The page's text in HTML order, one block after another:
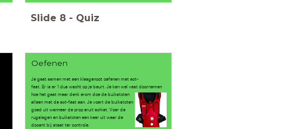
Slide 8 - Quiz
Oefenen
Je gaat samen met een klasgenoot oefenen met act-
fast. Er is er 1 dus wacht op je beurt. Je kan wel vast doornemen
hoe het gaat maar denk erom doe de buikstoten
alleen met de act-fast aan. Je voert de buikstoten
goed uit wanneer de prop eruit schiet. Voer de
rugslagen en buikstoten een keer uit waar de
docent bij staat ter controle.